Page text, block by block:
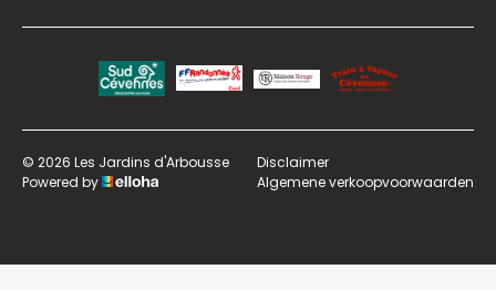
© 2026 Les Jardins d'Arbousse
Powered by
Disclaimer
Algemene verkoopvoorwaarden